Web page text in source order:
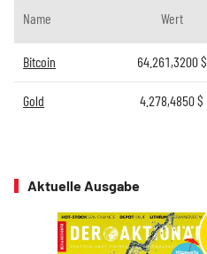
Name Wert
Bitcoin 64.261,3200$
Gold 4.278,4850$
Aktuelle Ausgabe